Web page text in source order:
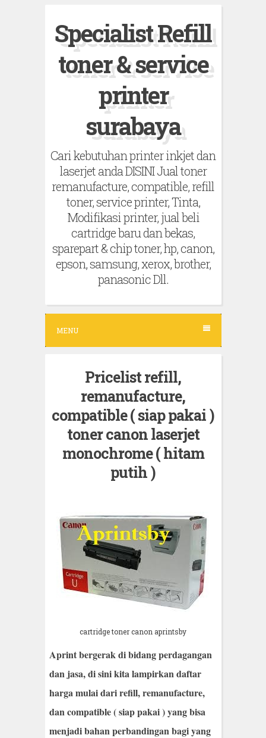
n
Specialist Refill
toner & service
printer
surabaya
Cari kebutuhan printer inkjet dan
laserjet anda DISINI Jual toner
remanufacture, compatible, refill
toner, service printer, Tinta,
Modifikasi printer, jual beli
cartridge baru dan bekas,
sparepart & chip toner, hp, canon,
epson, samsung, xerox, brother,
panasonic Dll.
MENU
Pricelist refill,
remanufacture,
compatible ( siap pakai )
toner canon laserjet
monochrome ( hitam
putih )
cartridge toner canon aprintsby
Aprint bergerak di bidang perdagangan
dan jasa, di sini kita lampirkan daftar
harga mulai dari refill, remanufacture,
dan compatible ( siap pakai ) yang bisa
menjadi bahan perbandingan bagi yang